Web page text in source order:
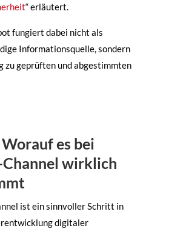
“ erläutert.
fungiert dabei nicht als
Informationsquelle, sondern
zu geprüften und abgestimmten
es bei
wirklich
ist ein sinnvoller Schritt in
digitaler